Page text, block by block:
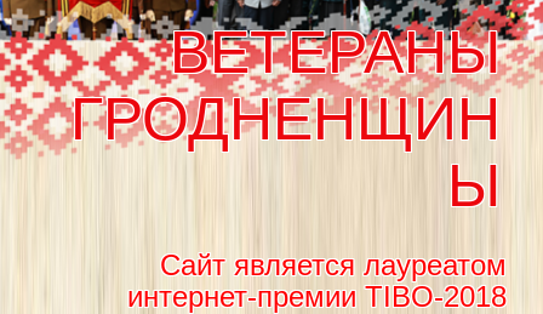
ВЕТЕРАНЫ
ГРОДНЕНЩИН
Ы
Сайт является лауреатом
интернет-премии TIBO-2018